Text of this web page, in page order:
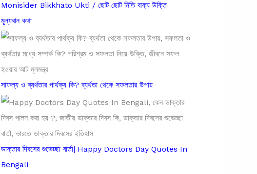
Monisider Bikkhato Ukti / ছোট ছোট নিতি বাক্য উক্তি
মূল্যবান কথা
সাফল্য ও ব্যর্থতার পার্থক্য কি? ব্যর্থতা থেকে সফলতার উপায়
ডাক্তার দিবসের শুভেচ্ছা বার্তা| Happy Doctors Day Quotes In
Bengali